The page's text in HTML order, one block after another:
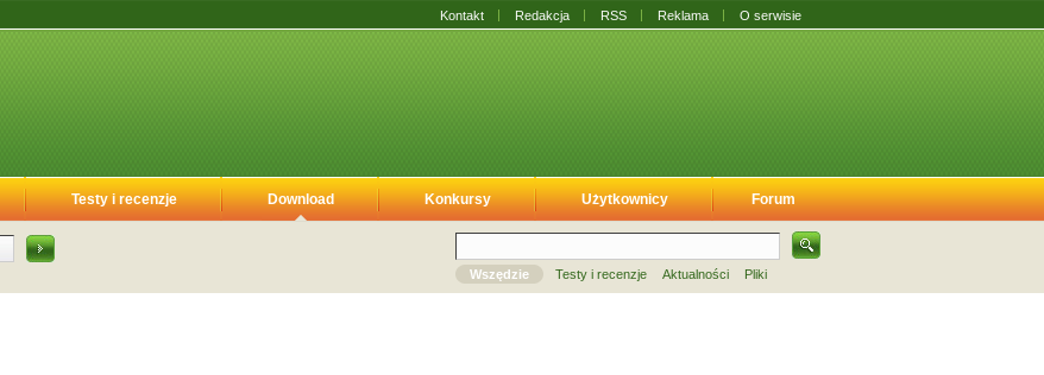
Kontakt Redakcja RSS Reklama O serwisie
Testy i recenzje Download Konkursy Użytkownicy Forum
Wszędzie Testy i recenzje Aktualności Pliki